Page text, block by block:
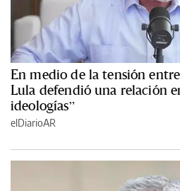
En medio de la tensión
Lula defendió una relación
ideologías”
elDiarioAR